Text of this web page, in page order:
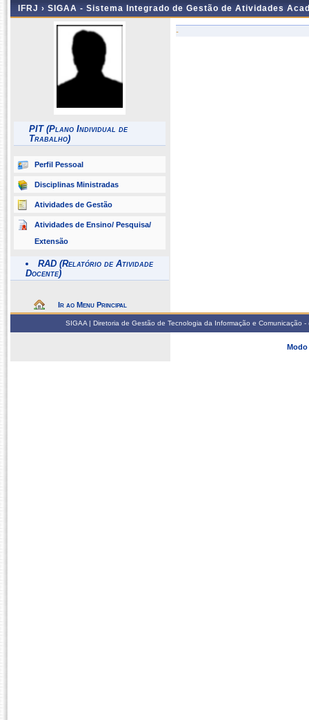
IFRJ › SIGAA - Sistema Integrado de Gestão de Atividades
PIT (Plano Individual de
Trabalho)
Perfil Pessoal
Disciplinas Ministradas
Atividades de Gestão
Atividades de Ensino/ Pesquisa/
Extensão
RAD (Relatório de Atividade
Docente)
Ir ao Menu Principal
-
SIGAA | Diretoria de Gestão de Tecnologia da Informação e
Modo